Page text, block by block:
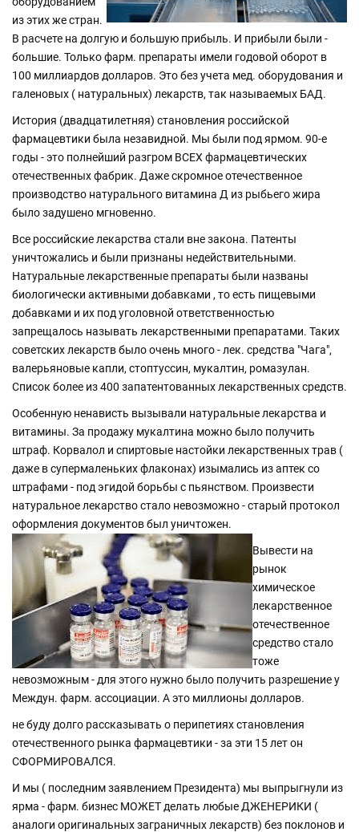
из этих же стран.
В расчете на долгую и большую прибыль. И прибыли были -
большие. Только фарм. препараты имели годовой оборот в
100 миллиардов долларов. Это без учета мед. оборудования и
галеновых ( натуральных) лекарств, так называемых БАД.
История (двадцатилетняя) становления российской
фармацевтики была незавидной. Мы были под ярмом. 90-е
годы - это полнейший разгром ВСЕХ фармацевтических
отечественных фабрик. Даже скромное отечественное
производство натурального витамина Д из рыбьего жира
было задушено мгновенно.
Все российские лекарства стали вне закона. Патенты
уничтожались и были признаны недействительными.
Натуральные лекарственные препараты были названы
биологически активными добавками , то есть пищевыми
добавками и их под уголовной ответственностью
запрещалось называть лекарственными препаратами. Таких
советских лекарств было очень много - лек. средства "Чага",
валерьяновые капли, стоптуссин, мукалтин, ромазулан.
Список более из 400 запатентованных лекарственных средств.
Особенную ненависть вызывали натуральные лекарства и
витамины. За продажу мукалтина можно было получить
штраф. Корвалол и спиртовые настойки лекарственных трав (
даже в супермаленьких флаконах) изымались из аптек со
штрафами - под эгидой борьбы с пьянством. Произвести
натуральное лекарство стало невозможно - старый протокол
оформления документов был уничтожен.
Вывести на
рынок
химическое
лекарственное
отечественное
средство стало
тоже
невозможным - для этого нужно было получить разрешение у
Междун. фарм. ассоциации. А это миллионы долларов.
не буду долго рассказывать о перипетиях становления
отечественного рынка фармацевтики - за эти 15 лет он
СФОРМИРОВАЛСЯ.
И мы ( последним заявлением Президента) мы выпрыгнули из
ярма - фарм. бизнес МОЖЕТ делать любые ДЖЕНЕРИКИ (
аналоги оригинальных заграничных лекарств) без поклонов и